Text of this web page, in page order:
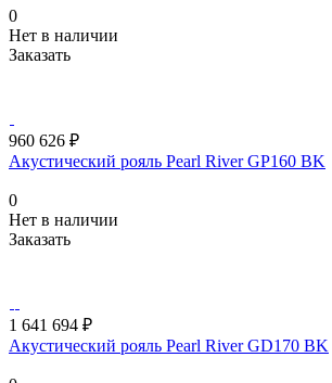
0
Нет в наличии
Заказать
960 626 ₽
Акустический рояль Pearl River GP160 BK
0
Нет в наличии
Заказать
1 641 694 ₽
Акустический рояль Pearl River GD170 BK